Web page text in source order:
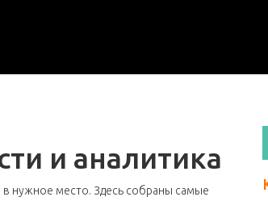
и аналитика
нужное место. Здесь собраны самые